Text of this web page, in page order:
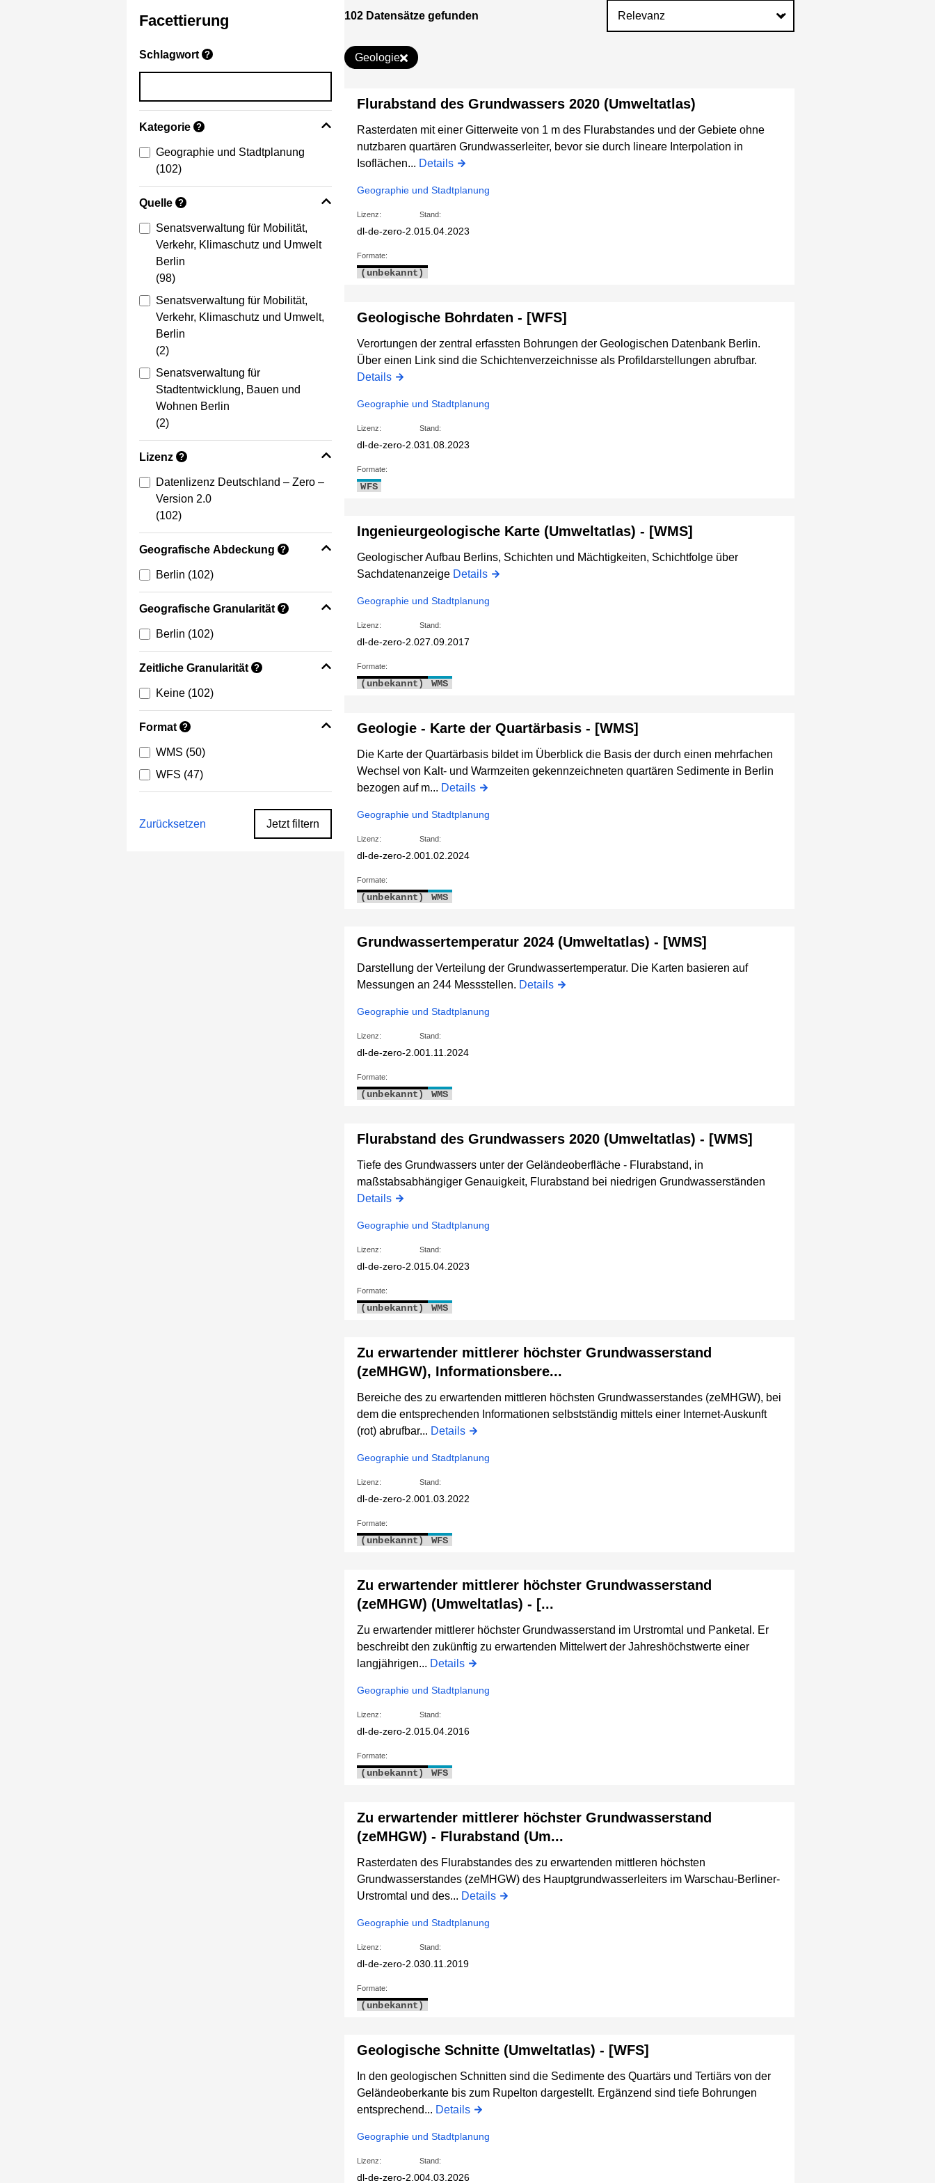
Facettierung
Schlagwort ?
Kategorie ?
Geographie und Stadtplanung
(102)
Quelle ?
Senatsverwaltung für Mobilität,
Verkehr, Klimaschutz und Umwelt
Berlin
(98)
Senatsverwaltung für Mobilität,
Verkehr, Klimaschutz und Umwelt,
Berlin
(2)
Senatsverwaltung für
Stadtentwicklung, Bauen und
Wohnen Berlin
(2)
Lizenz ?
Datenlizenz Deutschland – Zero –
Version 2.0
(102)
Geografische Abdeckung ?
Berlin (102)
Geografische Granularität ?
Berlin (102)
Zeitliche Granularität ?
Keine (102)
Format ?
WMS (50)
WFS (47)
Zurücksetzen Jetzt filtern
102 Datensätze gefunden
Geologie
Flurabstand des Grundwassers 2020 (Umweltatlas)
Rasterdaten mit einer Gitterweite von 1 m des Flurabstandes und der Gebiete ohne
nutzbaren quartären Grundwasserleiter, bevor sie durch lineare Interpolation in
Isoflächen... Details
Geographie und Stadtplanung
Lizenz:
dl-de-zero-2.0
Stand:
15.04.2023
Formate:
(unbekannt)
Geologische Bohrdaten - [WFS]
Verortungen der zentral erfassten Bohrungen der Geologischen Datenbank Berlin.
Über einen Link sind die Schichtenverzeichnisse als Profildarstellungen abrufbar.
Details
Geographie und Stadtplanung
Lizenz:
dl-de-zero-2.0
Stand:
31.08.2023
Formate:
WFS
Ingenieurgeologische Karte (Umweltatlas) - [WMS]
Geologischer Aufbau Berlins, Schichten und Mächtigkeiten, Schichtfolge über
Sachdatenanzeige Details
Geographie und Stadtplanung
Lizenz:
dl-de-zero-2.0
Stand:
27.09.2017
Formate:
(unbekannt) WMS
Geologie - Karte der Quartärbasis - [WMS]
Die Karte der Quartärbasis bildet im Überblick die Basis der durch einen mehrfachen
Wechsel von Kalt- und Warmzeiten gekennzeichneten quartären Sedimente in Berlin
bezogen auf m... Details
Geographie und Stadtplanung
Lizenz:
dl-de-zero-2.0
Stand:
01.02.2024
Formate:
(unbekannt) WMS
Grundwassertemperatur 2024 (Umweltatlas) - [WMS]
Darstellung der Verteilung der Grundwassertemperatur. Die Karten basieren auf
Messungen an 244 Messstellen. Details
Geographie und Stadtplanung
Lizenz:
dl-de-zero-2.0
Stand:
01.11.2024
Formate:
(unbekannt) WMS
Flurabstand des Grundwassers 2020 (Umweltatlas) - [WMS]
Tiefe des Grundwassers unter der Geländeoberfläche - Flurabstand, in
maßstabsabhängiger Genauigkeit, Flurabstand bei niedrigen Grundwasserständen
Details
Geographie und Stadtplanung
Lizenz:
dl-de-zero-2.0
Stand:
15.04.2023
Formate:
(unbekannt) WMS
Zu erwartender mittlerer höchster Grundwasserstand
(zeMHGW), Informationsbere...
Bereiche des zu erwartenden mittleren höchsten Grundwasserstandes (zeMHGW), bei
dem die entsprechenden Informationen selbstständig mittels einer Internet-Auskunft
(rot) abrufbar... Details
Geographie und Stadtplanung
Lizenz:
dl-de-zero-2.0
Stand:
01.03.2022
Formate:
(unbekannt) WFS
Zu erwartender mittlerer höchster Grundwasserstand
(zeMHGW) (Umweltatlas) - [...
Zu erwartender mittlerer höchster Grundwasserstand im Urstromtal und Panketal. Er
beschreibt den zukünftig zu erwartenden Mittelwert der Jahreshöchstwerte einer
langjährigen... Details
Geographie und Stadtplanung
Lizenz:
dl-de-zero-2.0
Stand:
15.04.2016
Formate:
(unbekannt) WFS
Zu erwartender mittlerer höchster Grundwasserstand
(zeMHGW) - Flurabstand (Um...
Rasterdaten des Flurabstandes des zu erwartenden mittleren höchsten
Grundwasserstandes (zeMHGW) des Hauptgrundwasserleiters im Warschau-Berliner-
Urstromtal und des... Details
Geographie und Stadtplanung
Lizenz:
dl-de-zero-2.0
Stand:
30.11.2019
Formate:
(unbekannt)
Geologische Schnitte (Umweltatlas) - [WFS]
In den geologischen Schnitten sind die Sedimente des Quartärs und Tertiärs von der
Geländeoberkante bis zum Rupelton dargestellt. Ergänzend sind tiefe Bohrungen
entsprechend... Details
Geographie und Stadtplanung
Lizenz:
dl-de-zero-2.0
Stand:
04.03.2026